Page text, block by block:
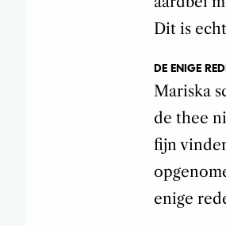
Dit is
DE ENIGE
Mariska
de thee
fijn
enige